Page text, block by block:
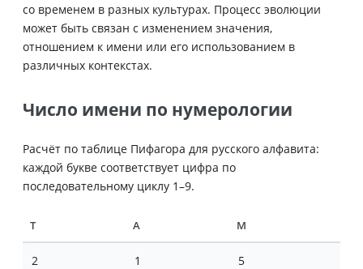
со временем в разных культурах. Процесс эволюции
может быть связан с изменением значения,
отношением к имени или его использованием в
различных контекстах.
Число имени по нумерологии
Расчёт по таблице Пифагора для русского алфавита:
каждой букве соответствует цифра по
последовательному циклу 1–9.
Т А М
2 1 5